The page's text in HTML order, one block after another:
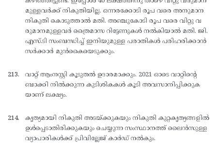
മുള്ളവര്‍ക്ക് നികുതിയില്ല. ഒന്നരക്കോടി രൂപ വരെ അനുമാന
നികുതി കൊടുത്താല്‍ മതി. അഞ്ചുകോടി രൂപ വരെ വിറ്റു വ
രുമാനമുള്ളവര്‍ ത്രൈമാസ റിട്ടേണുകള്‍ നല്‍കിയാല്‍ മതി. ജി.
എസ്.ടി സംബന്ധിച്ച് ഇനിയുമുള്ള പരാതികള്‍ പരിഹരിക്കാന്‍
സര്‍ക്കാര്‍ മുന്‍കൈയെടുക്കും.
വാറ്റ് ആംനസ്റ്റി കൂടുതല്‍ ഉദാരമാക്കും. 2021 ഓടെ വാറ്റിന്റെ
ബാക്കി നില്‍ക്കുന്ന കുടിശികകള്‍ കൂടി അവസാനിപ്പിക്കുക
യാണ് ലക്ഷ്യം.
കൃത്യമായി നികുതി അടയ്ക്കുകയും നികുതി കുറ്റകൃത്യങ്ങളില്‍
ഉള്‍പ്പെടാതിരിക്കുകയും ചെയ്യുന്ന സംസ്ഥാനത്ത് ലൈന്‍സുള്ള
വ്യാപാരികള്‍ക്ക് പ്രിവില്ലേജ് കാര്‍ഡ് നല്‍കും.